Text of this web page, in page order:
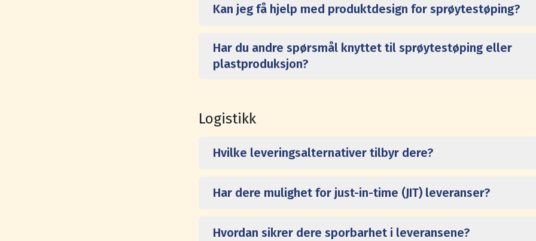
Kan jeg få hjelp med produktdesign for sprøytestøping?
Har du andre spørsmål knyttet til sprøytestøping eller
plastproduksjon?
Logistikk
Hvilke leveringsalternativer tilbyr dere?
Har dere mulighet for just-in-time (JIT) leveranser?
Hvordan sikrer dere sporbarhet i leveransene?